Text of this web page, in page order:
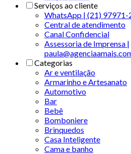
Serviços ao cliente
WhatsApp | (21) 97971-
Central de atendimento
Canal Confidencial
Assessoria de Imprensa |
Categorias
Ar e ventilação
Armarinho e Artesanato
Automotivo
Bar
Bebê
Bomboniere
Brinquedos
Casa Inteligente
Cama e banho